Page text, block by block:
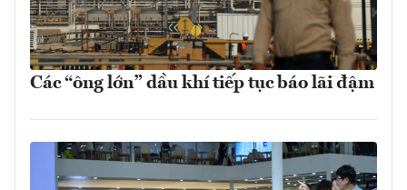
Các “ông lớn” dầu khí tiếp tục báo lãi đậm